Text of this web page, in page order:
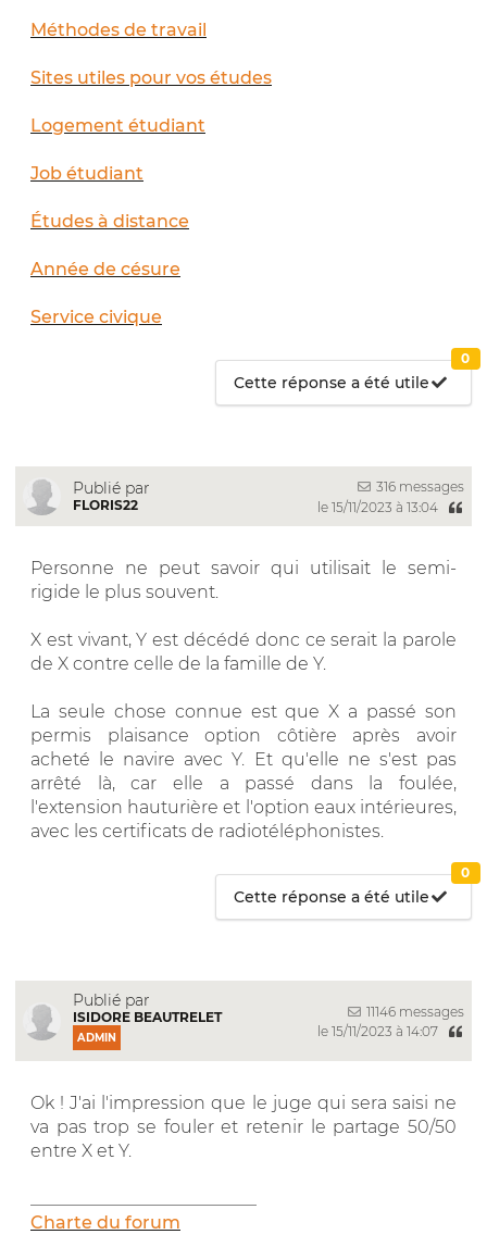
Méthodes de travail
Sites utiles pour vos études
Logement étudiant
Job étudiant
Études à distance
Année de césure
Service civique
Cette réponse a été utile
0
Publié par
FLORIS22
316 messages
le 15/11/2023 à 13:04
Personne ne peut savoir qui utilisait le semi-
rigide le plus souvent.
X est vivant, Y est décédé donc ce serait la parole
de X contre celle de la famille de Y.
La seule chose connue est que X a passé son
permis plaisance option côtière après avoir
acheté le navire avec Y. Et qu'elle ne s'est pas
arrêté là, car elle a passé dans la foulée,
l'extension hauturière et l'option eaux intérieures,
avec les certificats de radiotéléphonistes.
Cette réponse a été utile
0
Publié par
ISIDORE BEAUTRELET
ADMIN
11146 messages
le 15/11/2023 à 14:07
Ok ! J'ai l'impression que le juge qui sera saisi ne
va pas trop se fouler et retenir le partage 50/50
entre X et Y.
Charte du forum